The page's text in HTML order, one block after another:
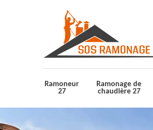
Ramoneur
27
Ramonage de
chaudière 27